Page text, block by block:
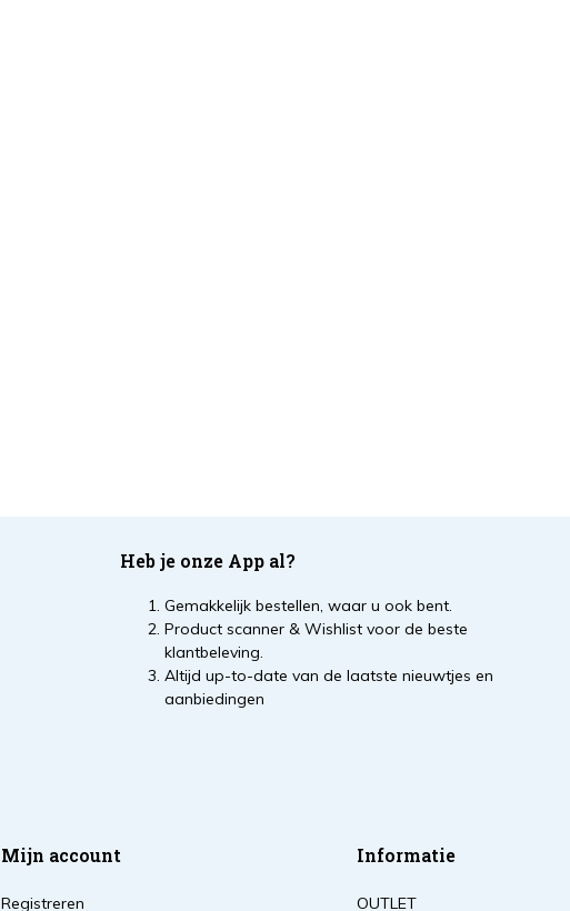
Heb je onze App al?
Gemakkelijk bestellen, waar u ook bent.
Product scanner & Wishlist voor de beste
klantbeleving.
Altijd up-to-date van de laatste nieuwtjes en
aanbiedingen
Mijn account
Registreren
Informatie
OUTLET